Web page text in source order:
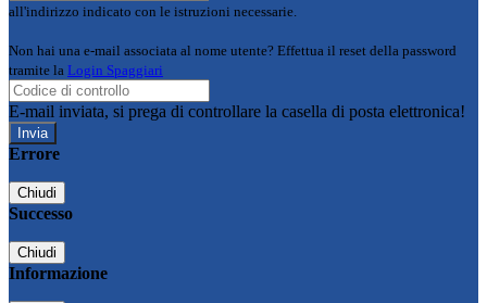
all'indirizzo indicato con le istruzioni necessarie.
Non hai una e-mail associata al nome utente? Effettua il reset della password
tramite la Login Spaggiari
E-mail inviata, si prega di controllare la casella di posta elettronica!
Errore
Chiudi
Successo
Chiudi
Informazione